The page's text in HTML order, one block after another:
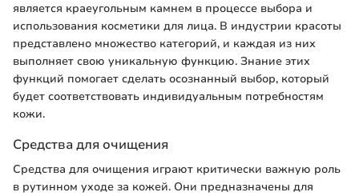
является краеугольным камнем в процессе выбора и
использования косметики для лица. В индустрии красоты
представлено множество категорий, и каждая из них
выполняет свою уникальную функцию. Знание этих
функций помогает сделать осознанный выбор, который
будет соответствовать индивидуальным потребностям
кожи.
Средства для очищения
Средства для очищения играют критически важную роль
в рутинном уходе за кожей. Они предназначены для